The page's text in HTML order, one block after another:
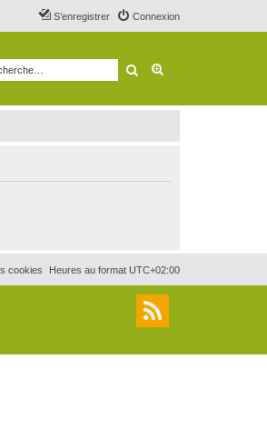
Connexion
S’enregistrer
Rechercher
Heures au format UTC+02:00
cookies